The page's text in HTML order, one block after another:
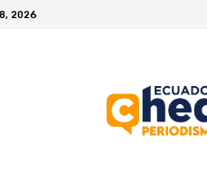
2026